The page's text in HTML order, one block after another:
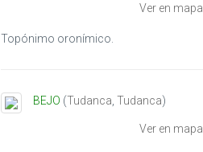
Ver en mapa
Topónimo oronímico.
BEJO (Tudanca Tudanca)
Ver en mapa